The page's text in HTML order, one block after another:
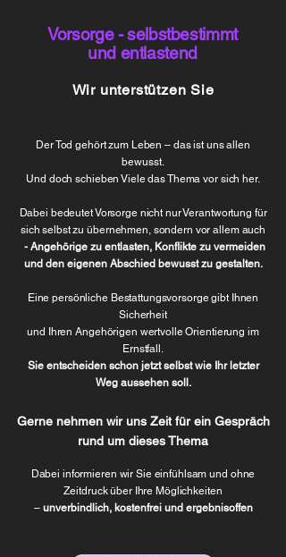
Vorsorge - selbstbestimmt
und entlastend
Wir unterstützen Sie
Der Tod gehört zum Leben – das ist uns allen
bewusst.
Und doch schieben Viele das Thema vor sich her.
Dabei bedeutet Vorsorge nicht nur Verantwortung für
sich selbst zu übernehmen, sondern vor allem auch
- Angehörige zu entlasten, Konflikte zu vermeiden
und den eigenen Abschied bewusst zu gestalten.
​Eine persönliche Bestattungsvorsorge gibt Ihnen
Sicherheit
und Ihren Angehörigen wertvolle Orientierung im
Ernstfall.
Sie entscheiden schon jetzt selbst wie Ihr letzter
Weg aussehen soll.
Gerne nehmen wir uns Zeit für ein Gespräch
rund um dieses Thema
Dabei informieren wir Sie einfühlsam und ohne
Zeitdruck über Ihre Möglichkeiten
– unverbindlich, kostenfrei und ergebnisoffen